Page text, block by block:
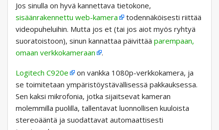
Jos sinulla on hyvä kannettava tietokone,
sisäänrakennettu web-kamera
todennäköisesti riittää
videopuheluihin. Mutta jos et (tai jos aiot myös ryhtyä
suoratoistoon), sinun kannattaa päivittää parempaan,
omaan verkkokameraan
.
Logitech C920e
on vankka 1080p-verkkokamera, ja
se toimitetaan ympäristöystävällisessä pakkauksessa.
Sen kaksi mikrofonia, jotka sijaitsevat kameran
molemmilla puolilla, tallentavat luonnollisen kuuloista
stereoääntä ja suodattavat automaattisesti